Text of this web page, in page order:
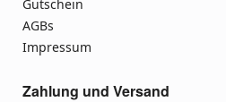
Gutschein
AGBs
Impressum
Zahlung und Versand